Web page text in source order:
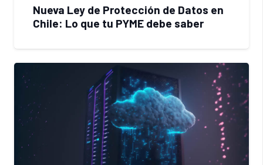
Nueva Ley de Protección de Datos en
Chile: Lo que tu PYME debe saber